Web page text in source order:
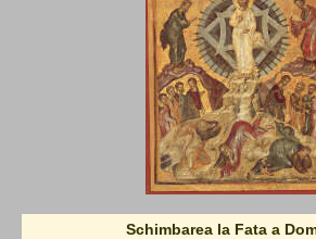
Schimbarea la Fata a